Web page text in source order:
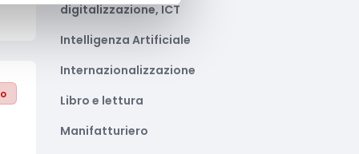
digitalizzazione, ICT
Intelligenza Artificiale
Internazionalizzazione
Libro e lettura
Manifatturiero